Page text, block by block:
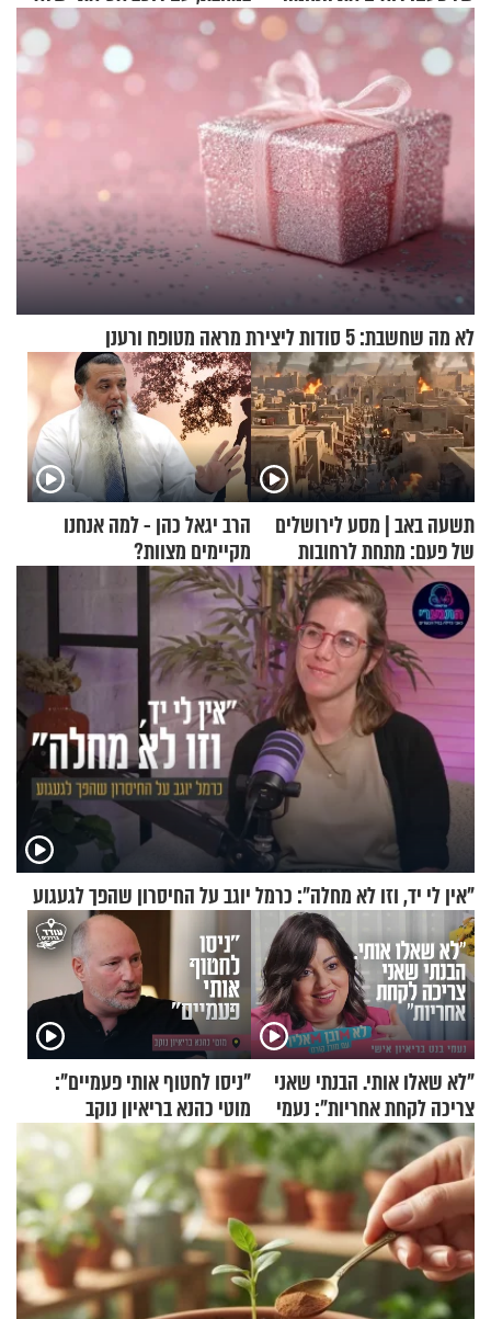
יישכח במהרה
לא מה שחשבת: 5 סודות ליצירת מראה מטופח ורענן
תשעה באב | מסע לירושלים
של פעם: מתחת לרחובות
ירושלים
הרב יגאל כהן - למה אנחנו
מקיימים מצוות?
"אין לי יד, וזו לא מחלה": כרמל יוגב על החיסרון שהפך לגעגוע
"לא שאלו אותי. הבנתי שאני
צריכה לקחת אחריות": נעמי
בנט בריאיון אישי
"ניסו לחטוף אותי פעמיים":
מוטי כהנא בריאיון נוקב